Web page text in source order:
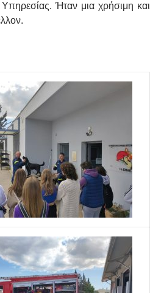
Ήταν μια χρήσιμη και